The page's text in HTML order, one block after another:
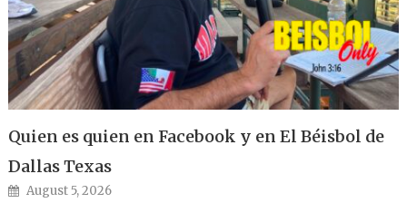
Quien es quien en Facebook y en El Béisbol de
Dallas Texas
Posted on
August 5, 2026